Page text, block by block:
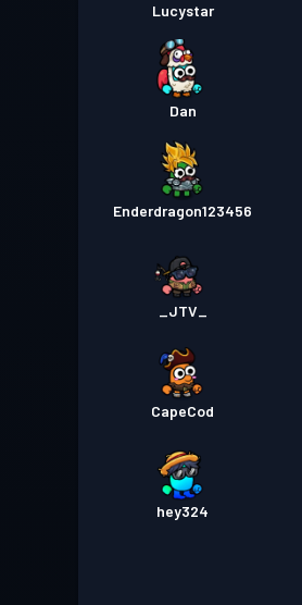
Lucystar
Dan
Enderdragon123456
_JTV_
CapeCod
hey324